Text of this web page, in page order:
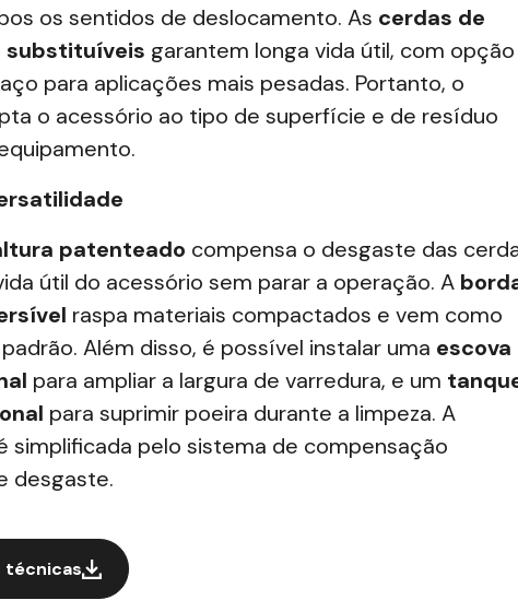
os sentidos de deslocamento. As cerdas de
substituíveis garantem longa vida útil, com opção
para aplicações mais pesadas. Portanto, o
o acessório ao tipo de superfície e de resíduo
patenteado compensa o desgaste das
útil do acessório sem parar a operação. A
raspa materiais compactados e vem como
Além disso, é possível instalar uma escova
para ampliar a largura de varredura, e um
para suprimir poeira durante a limpeza. A
simplificada pelo sistema de compensação
desgaste.
técnicas